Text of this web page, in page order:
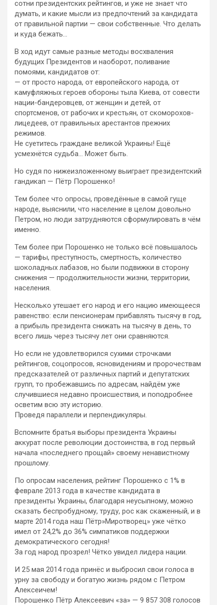
сотни президентских рейтингов, и уже не знает что
думать, и какие мысли из предпочтений за кандидата
от правильной партии — свои собственные. Что делать
и куда бежать…
В ход идут самые разные методы восхваления
будущих Президентов и наоборот, поливание
помоями, кандидатов от:
— от просто народа, от европейского народа, от
камуфляжных героев обороны тыла Киева, от совести
нации-бандеровцев, от женщин и детей, от
спортсменов, от рабочих и крестьян, от скоморохов-
лицедеев, от правильных арестантов прежних
режимов.
Не суетитесь граждане великой Украины! Ещё
усмехнётся судьба… Может быть.
Но судя по нижеизложенному выиграет президентский
гандикап — Пётр Порошенко!
Тем более что опросы, проведённые в самой гуще
народе, выяснили, что население в целом довольно
Петром, но люди затрудняются сформулировать в чём
именно.
Тем более при Порошенко не только всё повышалось
— тарифы, преступность, смертность, количество
шоколадных лабазов, но были подвижки в сторону
снижения — продолжительности жизни, территории,
населения.
Несколько утешает его народ и его нацию имеющееся
равенство: если пенсионерам прибавлять тысячу в год,
а прибыль президента снижать на тысячу в день, то
всего лишь через тысячу лет они сравняются.
Но если не удовлетворился сухими строчками
рейтингов, соцопросов, ясновидениям и пророчествам
предсказателей от различных партий и депутатских
групп, то пробежавшись по адресам, найдём уже
случившиеся недавно происшествия, и поподробнее
осветим всю эту историю.
Проведя параллели и перпендикуляры.
Вспомните братья выборы президента Украины
аккурат после революции достоинства, в год первый
начала «последнего прощай» своему ненавистному
прошлому.
По опросам населения, рейтинг Порошенко с 1% в
феврале 2013 года в качестве кандидата в
президенты Украины, благодаря неусыпному, можно
сказать беспробудному, труду, рос как скаженный, и в
марте 2014 года наш Пётр»Миротворец» уже чётко
имел от 24,2% до 36% симпатиков поддержки
демократического сегодня!
За год народ прозрел! Чётко увидел лидера нации.
И 25 мая 2014 года принёс и выбросил свои голоса в
урну за свободу и богатую жизнь рядом с Петром
Алексеичем!
Порошенко Пётр Алексеевич «за» — 9 857 308 голосов